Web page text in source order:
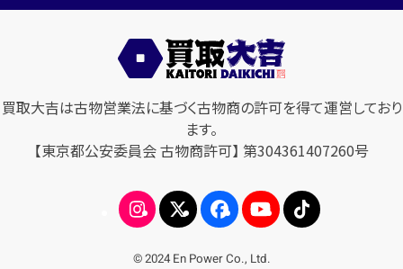
買取大吉は古物営業法に基づく古物商の許可を得て運営しており
ます。
【東京都公安委員会 古物商許可】 第304361407260号
© 2024 En Power Co., Ltd.